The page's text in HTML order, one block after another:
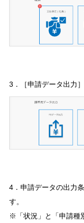
3．［申請データ出力
4．申請データの出力
す。
※「状況」と「申請種